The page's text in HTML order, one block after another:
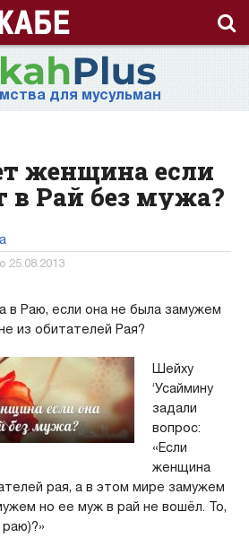
для мусульман
женщина если
в Рай без мужа?
25.08.2013
в Раю, если она не была замужем
из обитателей Рая?
Шейху
‘Усаймину
задали
вопрос:
«Если
женщина
рая, а в этом мире замужем
но ее муж в рай не вошёл. То,